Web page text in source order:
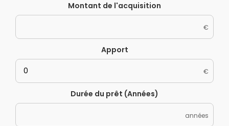
Montant de l'acquisition
€
Apport
€
Durée du prêt (Années)
années